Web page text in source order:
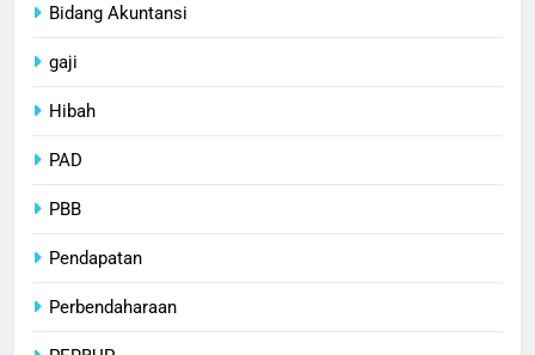
Bidang Akuntansi
gaji
Hibah
PAD
PBB
Pendapatan
Perbendaharaan